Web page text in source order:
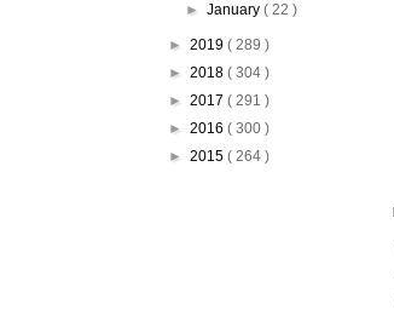
► January ( 22 )
► 2019 ( 289 )
► 2018 ( 304 )
► 2017 ( 291 )
► 2016 ( 300 )
► 2015 ( 264 )